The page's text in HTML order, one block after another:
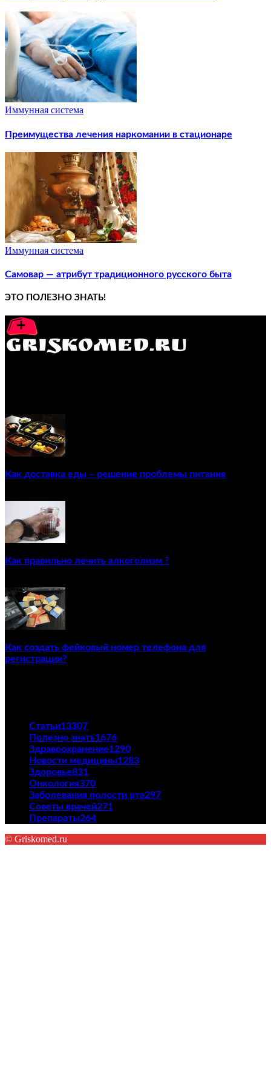
Иммунная система
Преимущества лечения наркомании в стационаре
Иммунная система
Самовар — атрибут традиционного русского быта
ЭТО ПОЛЕЗНО ЗНАТЬ!
Как доставка еды – решение проблемы питания
Как правильно лечить алкоголизм ?
Как создать фейковый номер телефона для
регистрации?
Статьи13307
Полезно знать1676
Здравоохранение1290
Новости медицины1283
Здоровье831
Онкология370
Заболевания полости рта297
Советы врачей271
Препараты264
© Griskomed.ru